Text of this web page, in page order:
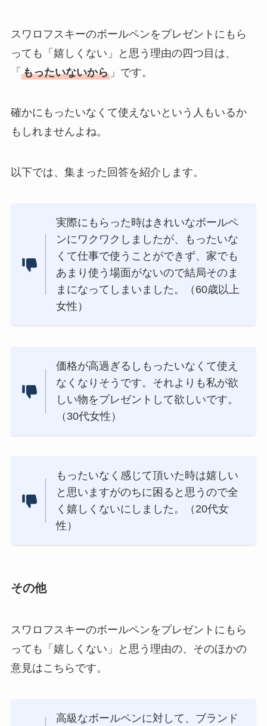
スワロフスキーのボールペンをプレゼントにもら
っても「嬉しくない」と思う理由の四つ目は、
「 もったいないから」です。
確かにもったいなくて使えないという人もいるか
もしれませんよね。
以下では、集まった回答を紹介します。
実際にもらった時はきれいなボールペ
ンにワクワクしましたが、もったいな
くて仕事で使うことができず、家でも
あまり使う場面がないので結局そのま
まになってしまいました。（60歳以上
女性）
価格が高過ぎるしもったいなくて使え
なくなりそうです。それよりも私が欲
しい物をプレゼントして欲しいです。
（30代女性）
もったいなく感じて頂いた時は嬉しい
と思いますがのちに困ると思うので全
く嬉しくないにしました。（20代女
性）
その他
スワロフスキーのボールペンをプレゼントにもら
っても「嬉しくない」と思う理由の、そのほかの
意見はこちらです。
高級なボールペンに対して、ブランド